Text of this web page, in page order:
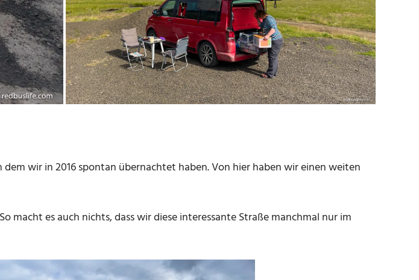
wir in 2016 spontan übernachtet haben. Von hier haben wir einen weiten
es auch nichts, dass wir diese interessante Straße manchmal nur im